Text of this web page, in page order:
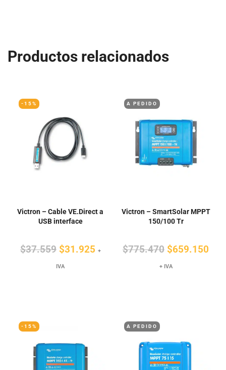
Productos relacionados
-15%
Victron – Cable VE.Direct a
USB interface
$37.559 El
precio
$31.925El
+
IVA
A PEDIDO
Victron – SmartSolar MPPT
150/100 Tr
$775.470 El
precio
$659.150
+ IVA
-15% A PEDIDO